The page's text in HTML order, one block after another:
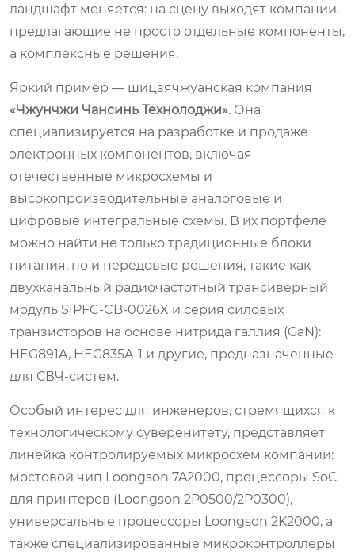
ландшафт меняется: на сцену выходят компании,
предлагающие не просто отдельные компоненты,
а комплексные решения.
Яркий пример — шицзячжуанская компания
«Чжунчжи Чансинь Технолоджи». Она
специализируется на разработке и продаже
электронных компонентов, включая
отечественные микросхемы и
высокопроизводительные аналоговые и
цифровые интегральные схемы. В их портфеле
можно найти не только традиционные блоки
питания, но и передовые решения, такие как
двухканальный радиочастотный трансиверный
модуль SIPFC‑CB‑0026X и серия силовых
транзисторов на основе нитрида галлия (GaN):
HEG891A, HEG835A‑1 и другие, предназначенные
для СВЧ-систем.
Особый интерес для инженеров, стремящихся к
технологическому суверенитету, представляет
линейка контролируемых микросхем компании:
мостовой чип Loongson 7A2000, процессоры SoC
для принтеров (Loongson 2P0500/2P0300),
универсальные процессоры Loongson 2K2000, а
также специализированные микроконтроллеры